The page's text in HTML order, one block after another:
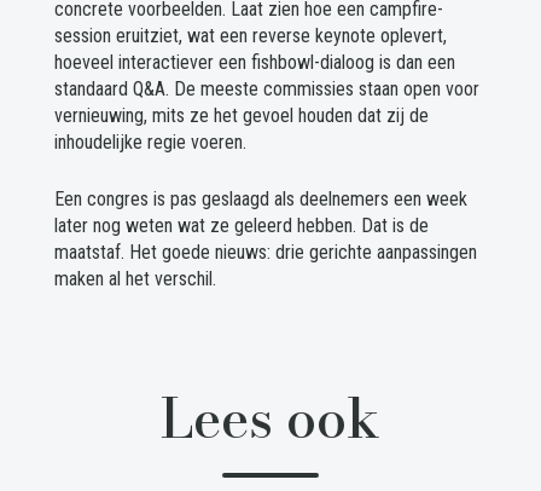
concrete voorbeelden. Laat zien hoe een campfire-
session eruitziet, wat een reverse keynote oplevert,
hoeveel interactiever een fishbowl-dialoog is dan een
standaard Q&A. De meeste commissies staan open voor
vernieuwing, mits ze het gevoel houden dat zij de
inhoudelijke regie voeren.
Een congres is pas geslaagd als deelnemers een week
later nog weten wat ze geleerd hebben. Dat is de
maatstaf. Het goede nieuws: drie gerichte aanpassingen
maken al het verschil.
Lees ook